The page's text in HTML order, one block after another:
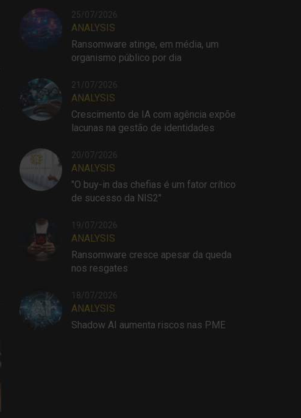
25/07/2026
ANALYSIS
Ransomware atinge, em média, um
organismo público por dia
21/07/2026
ANALYSIS
Crescimento de IA com agência expõe
lacunas na gestão de identidades
20/07/2026
ANALYSIS
"O buy-in das chefias é um fator crítico
de sucesso da NIS2"
19/07/2026
ANALYSIS
Ransomware cresce apesar da queda
nos resgates
18/07/2026
ANALYSIS
Shadow AI aumenta riscos nas PME